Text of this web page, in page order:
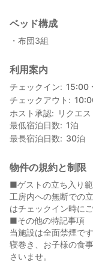
ベッド構成
・布団3組
利用案内
チェックイン
15:00
チェックアウト
ホスト承認
リクエス
最低宿泊日数
1泊
最長宿泊日数
30泊
物件の規約と制限
■ゲストの立ち入り
工房内への無断での
はチェックイン時に
■その他の特記事項
当施設は全面禁煙で
寝巻き、お子様の食
さいませ。